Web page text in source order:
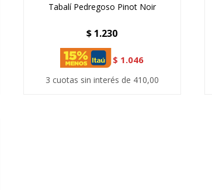
Tabalí Pedregoso Pinot Noir
$ 1.230
$ 1.046
3 cuotas sin interés de 410,00